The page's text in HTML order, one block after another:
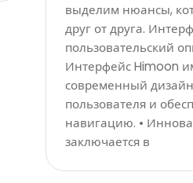
выделим нюансы,
друг от друга.
пользовательский
Интерфейс Himoon
современный
пользователя и
навигацию. •
заключается в